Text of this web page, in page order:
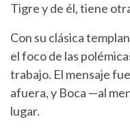
Tigre y de él, tiene
Con su clásica
el foco de las
trabajo. El mensaje
afuera, y Boca —al
lugar.